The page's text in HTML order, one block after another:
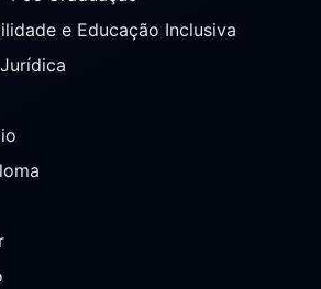
e Educação Inclusiva